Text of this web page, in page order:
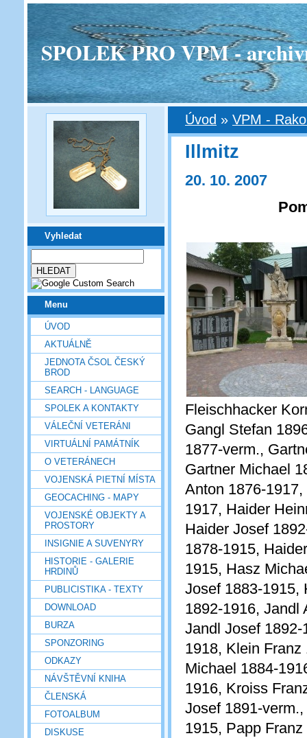
SPOLEK PRO VPM -
Vyhledat
Menu
ÚVOD
AKTUÁLNĚ
JEDNOTA ČSOL ČESKÝ
BROD
SEARCH - LANGUAGE
SPOLEK A KONTAKTY
VÁLEČNÍ VETERÁNI
VIRTUÁLNÍ PAMÁTNÍK
O VETERÁNECH
VOJENSKÁ PIETNÍ MÍSTA
GEOCACHING - MAPY
VOJENSKÉ OBJEKTY A
PROSTORY
INSIGNIE A SUVENYRY
HISTORIE - GALERIE
HRDINŮ
PUBLICISTIKA - TEXTY
DOWNLOAD
BURZA
SPONZORING
ODKAZY
NÁVŠTĚVNÍ KNIHA
ČLENSKÁ
FOTOALBUM
DISKUSE
Úvod » VPM -
Illmitz
20. 10. 2007
Fleischhacker
Gangl Stefan
1877-verm.,
Gartner Michael
Anton 1876-
1917, Haider
Haider Josef
1878-1915,
1915, Hasz
Josef 1883-1915,
1892-1916, Jandl
Jandl Josef
1918, Klein
Michael 1884-
1916, Kroiss
Josef 1891-
1915, Papp